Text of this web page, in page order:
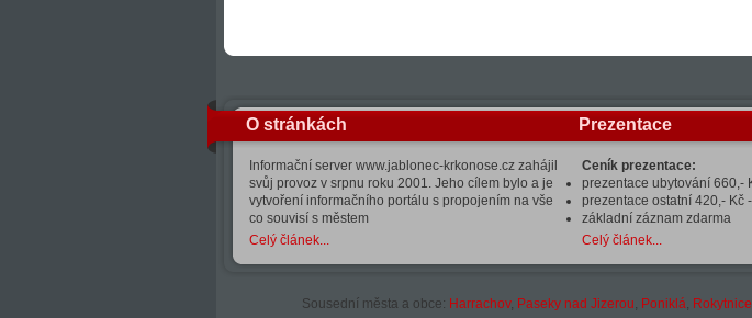
O stránkách
Informační server www.jablonec-krkonose.cz zahájil
svůj provoz v srpnu roku 2001. Jeho cílem bylo a je
vytvoření informačního portálu s propojením na vše
co souvisí s městem
Celý článek...
Prezentace
Ceník prezentace:
prezentace ubytování 660,-
prezentace ostatní 420,- Kč
základní záznam zdarma
Celý článek...
Sousední města a obce: Harrachov, Paseky nad Jizerou, Poniklá,